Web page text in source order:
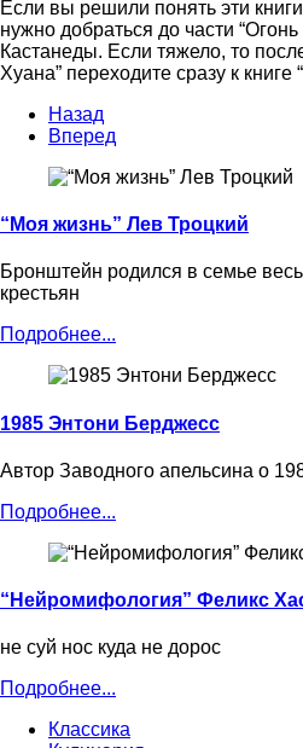
Если вы решили понять эти
нужно добраться до части “Огонь
Кастанеды. Если тяжело, то
Хуана” переходите сразу к книге
Назад
Вперед
“Моя жизнь” Лев Троцкий
Бронштейн родился в семье
крестьян
Подробнее...
1985 Энтони Берджесс
Автор Заводного апельсина о
Подробнее...
“Нейромифология” Феликс
не суй нос куда не дорос
Подробнее...
Классика